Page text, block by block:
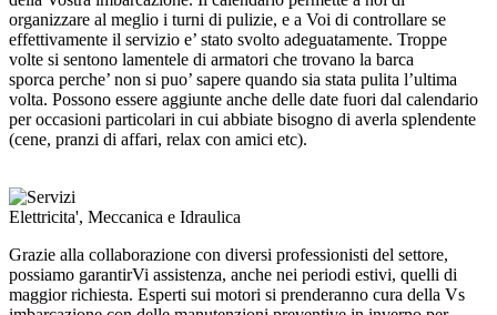
organizzare al meglio i turni di pulizie, e a Voi di controllare se
effettivamente il servizio e’ stato svolto adeguatamente. Troppe
volte si sentono lamentele di armatori che trovano la barca
sporca perche’ non si puo’ sapere quando sia stata pulita l’ultima
volta. Possono essere aggiunte anche delle date fuori dal calendario
per occasioni particolari in cui abbiate bisogno di averla splendente
(cene, pranzi di affari, relax con amici etc).
Elettricita', Meccanica e Idraulica
Grazie alla collaborazione con diversi professionisti del settore,
possiamo garantirVi assistenza, anche nei periodi estivi, quelli di
maggior richiesta. Esperti sui motori si prenderanno cura della Vs